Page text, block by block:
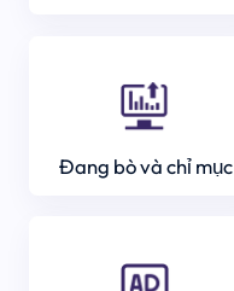
Đang bò và chỉ mục